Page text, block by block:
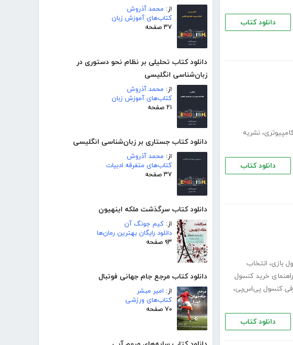
از: محمد آذروش
کتاب‌های آموزش زبان
۳۷ صفحه
دانلود کتاب تحلیلی بر نظام نحو دستوری در
زبان‌شناسی انگلیسی
از: محمد آذروش
کتاب‌های آموزش زبان
۲۱ صفحه
دانلود کتاب جستاری بر زبان‌شناسی انگلیسی
از: محمد آذروش
کتاب‌های متفرقه ادبیات
۳۷ صفحه
دانلود کتاب سرگذشت ملکه اینهیون
از: کیم جونگ آن
دانلود رایگان بهترین رمان‌ها
۹۳ صفحه
دانلود کتاب مرجع جام جهانی فوتبال
از: امیر مبشر
کتاب‌های ورزشی
۷۰ صفحه
دانلود کتاب
، نشریه
دانلود کتاب
بازی، انتخاب
راهنمای خرید کنسول
کنسول پی‌اس‌پی،
دانلود کتاب